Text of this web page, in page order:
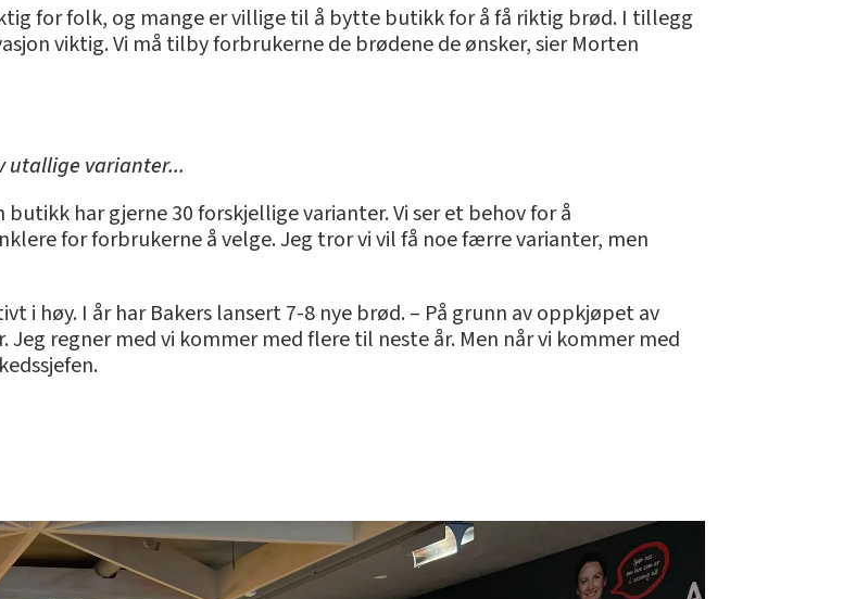
for folk, og mange er villige til å bytte butikk for å få riktig brød. I tillegg
viktig. Vi må tilby forbrukerne de brødene de ønsker, sier Morten
utallige varianter...
har gjerne 30 forskjellige varianter. Vi ser et behov for å
for forbrukerne å velge. Jeg tror vi vil få noe færre varianter, men
i høy. I år har Bakers lansert 7-8 nye brød. – På grunn av oppkjøpet av
regner med vi kommer med flere til neste år. Men når vi kommer med